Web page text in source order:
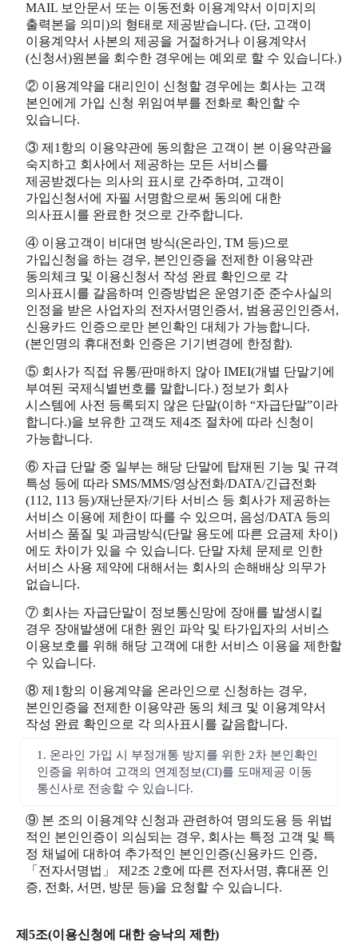
MAIL 보안문서 또는 이동전화 이용계약서 이미지의
출력본을 의미)의 형태로 제공받습니다. (단, 고객이
이용계약서 사본의 제공을 거절하거나 이용계약서
(신청서)원본을 회수한 경우에는 예외로 할 수 있습니다.)
② 이용계약을 대리인이 신청할 경우에는 회사는 고객
본인에게 가입 신청 위임여부를 전화로 확인할 수
있습니다.
③ 제1항의 이용약관에 동의함은 고객이 본 이용약관을
숙지하고 회사에서 제공하는 모든 서비스를
제공받겠다는 의사의 표시로 간주하며, 고객이
가입신청서에 자필 서명함으로써 동의에 대한
의사표시를 완료한 것으로 간주합니다.
④ 이용고객이 비대면 방식(온라인, TM 등)으로
가입신청을 하는 경우, 본인인증을 전제한 이용약관
동의체크 및 이용신청서 작성 완료 확인으로 각
의사표시를 갈음하며 인증방법은 운영기준 준수사실의
인정을 받은 사업자의 전자서명인증서, 범용공인인증서,
신용카드 인증으로만 본인확인 대체가 가능합니다.
(본인명의 휴대전화 인증은 기기변경에 한정함).
⑤ 회사가 직접 유통/판매하지 않아 IMEI(개별 단말기에
부여된 국제식별번호를 말합니다.) 정보가 회사
시스템에 사전 등록되지 않은 단말(이하 “자급단말”이라
합니다.)을 보유한 고객도 제4조 절차에 따라 신청이
가능합니다.
⑥ 자급 단말 중 일부는 해당 단말에 탑재된 기능 및 규격
특성 등에 따라 SMS/MMS/영상전화/DATA/긴급전화
(112, 113 등)/재난문자/기타 서비스 등 회사가 제공하는
서비스 이용에 제한이 따를 수 있으며, 음성/DATA 등의
서비스 품질 및 과금방식(단말 용도에 따른 요금제 차이)
에도 차이가 있을 수 있습니다. 단말 자체 문제로 인한
서비스 사용 제약에 대해서는 회사의 손해배상 의무가
없습니다.
⑦ 회사는 자급단말이 정보통신망에 장애를 발생시킬
경우 장애발생에 대한 원인 파악 및 타가입자의 서비스
이용보호를 위해 해당 고객에 대한 서비스 이용을 제한할
수 있습니다.
⑧ 제1항의 이용계약을 온라인으로 신청하는 경우,
본인인증을 전제한 이용약관 동의 체크 및 이용계약서
작성 완료 확인으로 각 의사표시를 갈음합니다.
1. 온라인 가입 시 부정개통 방지를 위한 2차 본인확인
인증을 위하여 고객의 연계정보(CI)를 도매제공 이동
통신사로 전송할 수 있습니다.
⑨ 본 조의 이용계약 신청과 관련하여 명의도용 등 위법
적인 본인인증이 의심되는 경우, 회사는 특정 고객 및 특
정 채널에 대하여 추가적인 본인인증(신용카드 인증,
「전자서명법」 제2조 2호에 따른 전자서명, 휴대폰 인
증, 전화, 서면, 방문 등)을 요청할 수 있습니다.
제5조(이용신청에 대한 승낙의 제한)